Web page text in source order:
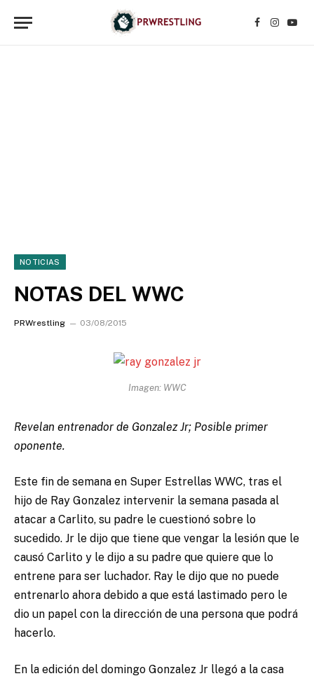
Facebook
NOTICIAS
NOTAS DEL WWC
PRWrestling 03/08/2015
Imagen: WWC
Revelan entrenador de Gonzalez Jr; Posible primer
oponente.
Este fin de semana en Super Estrellas WWC, tras el
hijo de Ray Gonzalez intervenir la semana pasada al
atacar a Carlito, su padre le cuestionó sobre lo
sucedido. Jr le dijo que tiene que vengar la lesión que le
causó Carlito y le dijo a su padre que quiere que lo
entrene para ser luchador. Ray le dijo que no puede
entrenarlo ahora debido a que está lastimado pero le
dio un papel con la dirección de una persona que podrá
hacerlo.
En la edición del domingo Gonzalez Jr llegó a la casa